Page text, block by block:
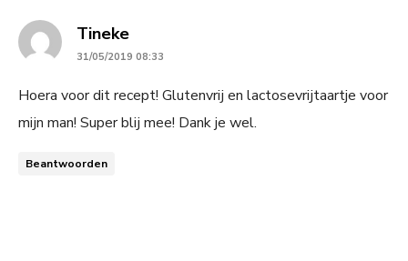
Tinekesays:
31/05/2019 08:33
Hoera voor dit recept! Glutenvrij en lactosevrijtaartje voor
mijn man! Super blij mee! Dank je wel.
Beantwoorden